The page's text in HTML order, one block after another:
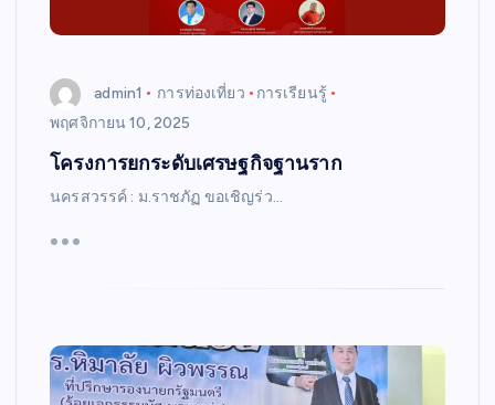
admin1 การท่องเที่ยว
การเรียนรู้
พฤศจิกายน 10, 2025
โครงการยกระดับเศรษฐกิจฐานราก
นครสวรรค์ : ม.ราชภัฏ ขอเชิญร่ว…